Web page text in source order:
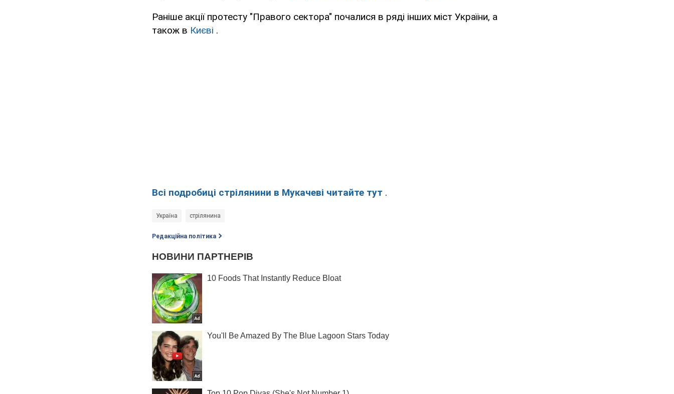
Раніше акції протесту "Правого сектора" почалися в ряді інших міст України, а
також в Києві .
Всі подробиці стрілянини в Мукачеві читайте тут .
Україна стрілянина
Редакційна політика